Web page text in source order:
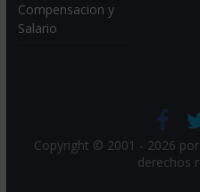
Compensacion y
Salario
Copyright © 2001 - 2026 por
derechos